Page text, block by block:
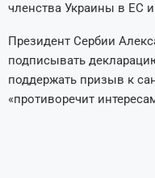
членства Украины в ЕС
Президент Сербии
подписывать
поддержать призыв к
«противоречит